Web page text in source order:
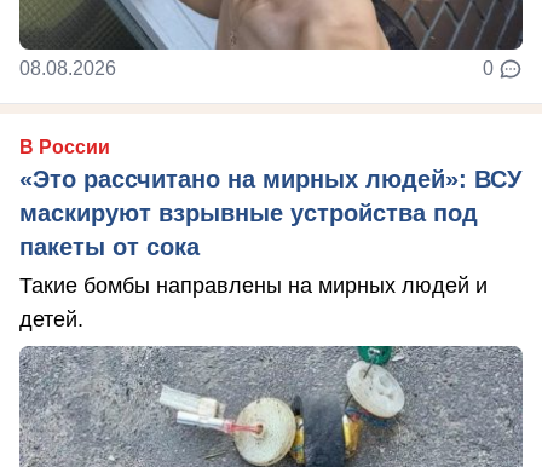
08.08.2026 0
В России
«Это рассчитано на мирных людей»: ВСУ
маскируют взрывные устройства под
пакеты от сока
Такие бомбы направлены на мирных людей и
детей.